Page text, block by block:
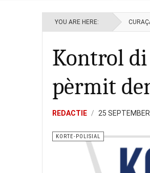
YOU ARE HERE:
Kontrol
pèrmit
REDACTIE 25
KORTE-POLISIAL